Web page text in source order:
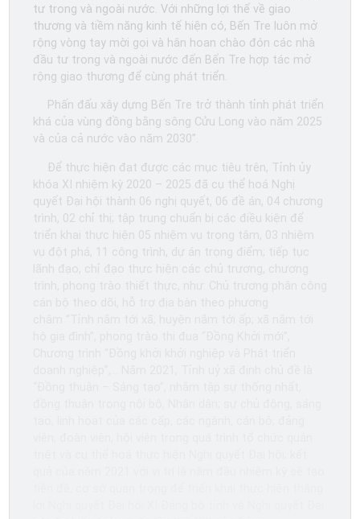
tư trong và ngoài nước. Với những lợi thế về giao
thương và tiềm năng kinh tế hiện có, Bến Tre luôn mở
rộng vòng tay mời gọi và hân hoan chào đón các nhà
đầu tư trong và ngoài nước đến Bến Tre hợp tác mở
rộng giao thương để cùng phát triển.
Phấn đấu xây dựng Bến Tre trở thành tỉnh phát triển
khá của vùng đồng bằng sông Cửu Long vào năm 2025
và của cả nước vào năm 2030”.
Để thực hiện đạt được các mục tiêu trên, Tỉnh ủy
khóa XI nhiệm kỳ 2020 – 2025 đã cụ thể hoá Nghị
quyết Đại hội thành 06 nghị quyết, 06 đề án, 04 chương
trình, 02 chỉ thị; tập trung chuẩn bị các điều kiện để
triển khai thực hiện 05 nhiệm vụ trọng tâm, 03 nhiệm